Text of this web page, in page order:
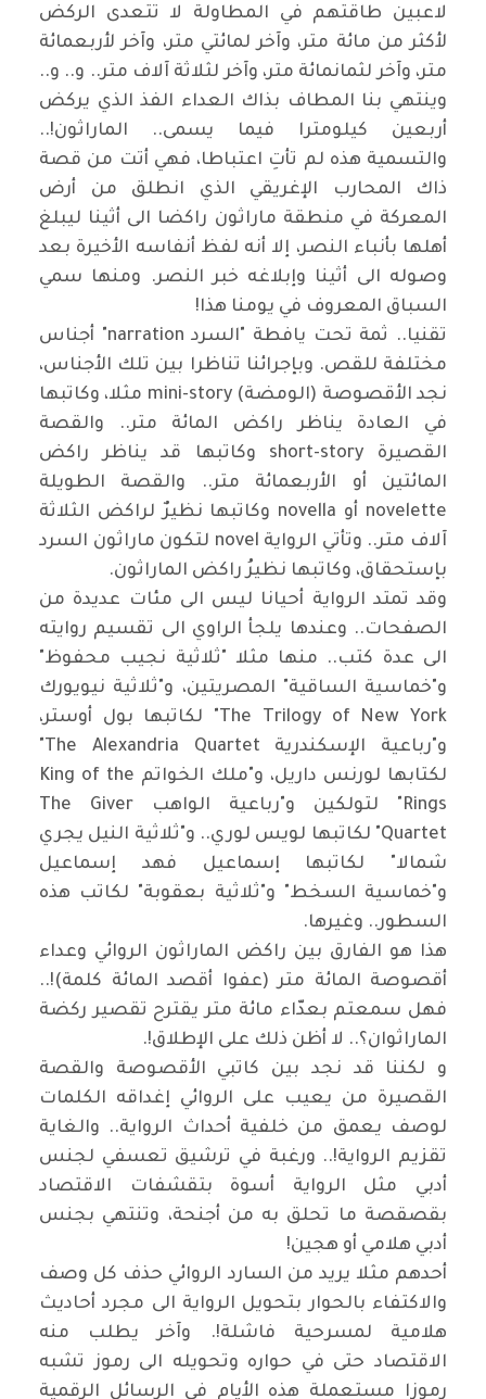
لاعبين طاقتهم في المطاولة لا تتعدى الركض
لأكثر من مائة متر، وآخر لمائتي متر، وآخر لأربعمائة
متر، وآخر لثمانمائة متر، وآخر لثلاثة آلاف متر.. و.. و..
وينتهي بنا المطاف بذاك العداء الفذ الذي يركض
أربعين كيلومترا فيما يسمى.. الماراثون!..
والتسمية هذه لم تأتِ اعتباطا، فهي أتت من قصة
ذاك المحارب الإغريقي الذي انطلق من أرض
المعركة في منطقة ماراثون راكضا الى أثينا ليبلغ
أهلها بأنباء النصر، إلا أنه لفظ أنفاسه الأخيرة بعد
وصوله الى أثينا وإبلاغه خبر النصر. ومنها سمي
السباق المعروف في يومنا هذا!
تقنيا.. ثمة تحت يافطة "السرد narration" أجناس
مختلفة للقص. وبإجرائنا تناظرا بين تلك الأجناس،
نجد الأقصوصة (الومضة) mini-story مثلا، وكاتبها
في العادة يناظر راكض المائة متر.. والقصة
القصيرة short-story وكاتبها قد يناظر راكض
المائتين أو الأربعمائة متر.. والقصة الطويلة
novelette أو novella وكاتبها نظيرٌ لراكض الثلاثة
آلاف متر.. وتأتي الرواية novel لتكون ماراثون السرد
بإستحقاق، وكاتبها نظيرُ راكض الماراثون.
وقد تمتد الرواية أحيانا ليس الى مئات عديدة من
الصفحات.. وعندها يلجأ الراوي الى تقسيم روايته
الى عدة كتب.. منها مثلا "ثلاثية نجيب محفوظ"
و"خماسية الساقية" المصريتين، و"ثلاثية نيويورك
The Trilogy of New York" لكاتبها بول أوستر،
لكتابها لورنس داريل، و"ملك الخواتم King of the
Rings" لتولكين و"رباعية الواهب The Giver
Quartet" لكاتبها لويس لوري.. و"ثلاثية النيل يجري
شمالا" لكاتبها إسماعيل فهد إسماعيل
و"خماسية السخط" و"ثلاثية بعقوبة" لكاتب هذه
السطور.. وغيرها.
هذا هو الفارق بين راكض الماراثون الروائي وعداء
أقصوصة المائة متر (عفوا أقصد المائة كلمة)!..
فهل سمعتم بعدّاء مائة متر يقترح تقصير ركضة
الماراثوان؟.. لا أظن ذلك على الإطلاق!.
و لكننا قد نجد بين كاتبي الأقصوصة والقصة
القصيرة من يعيب على الروائي إغداقه الكلمات
لوصف يعمق من خلفية أحداث الرواية.. والغاية
تقزيم الرواية!.. ورغبة في ترشيق تعسفي لجنس
أدبي مثل الرواية أسوة بتقشفات الاقتصاد
بقصقصة ما تحلق به من أجنحة، وتنتهي بجنس
أدبي هلامي أو هجين!
أحدهم مثلا يريد من السارد الروائي حذف كل وصف
والاكتفاء بالحوار بتحويل الرواية الى مجرد أحاديث
هلامية لمسرحية فاشلة!. وآخر يطلب منه
الاقتصاد حتى في حواره وتحويله الى رموز تشبه
رموزا مستعملة هذه الأيام في الرسائل الرقمية